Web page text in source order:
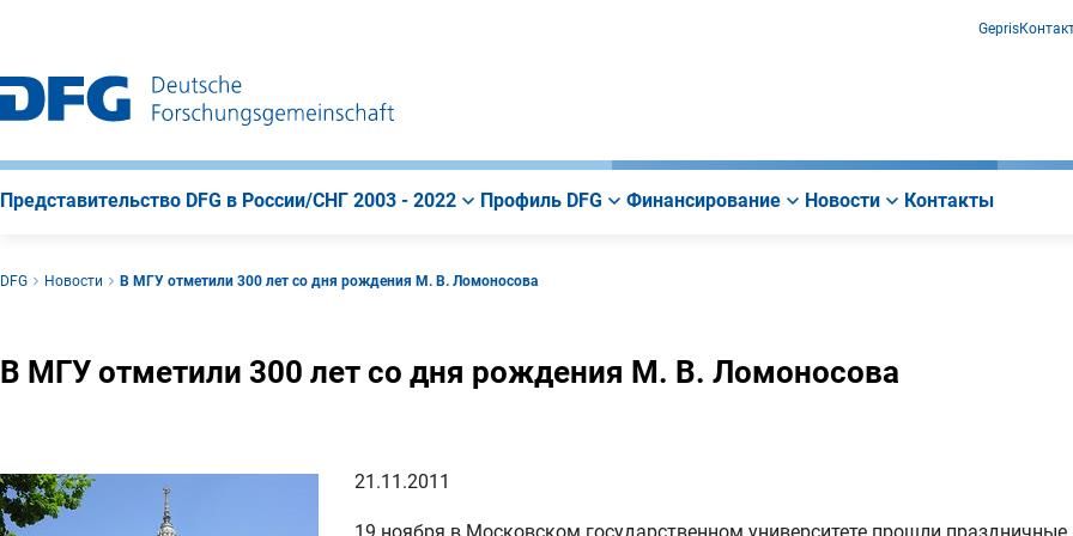
навигации
страницы
Gepris
Представительство DFG в России/СНГ 2003 - 2022 Профиль DFG Финансирование Новости Контакты
DFG Новости В МГУ отметили 300 лет со дня рождения М. В. Ломоносова
В МГУ отметили 300 лет со дня рождения М. В. Ломоносова
21.11.2011
19 ноября в Московском государственном университете прошли праздничные